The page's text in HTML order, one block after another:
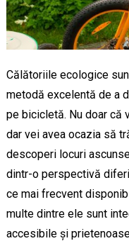
Călătoriile ecologice
metodă excelentă de a
pe bicicletă. Nu doar că
dar vei avea ocazia să
descoperi locuri
dintr-o perspectivă
ce mai frecvent
multe dintre ele sunt
accesibile și